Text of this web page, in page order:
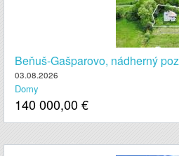
Beňuš-Gašparovo, nádherný
03.08.2026
Domy
140 000,00€